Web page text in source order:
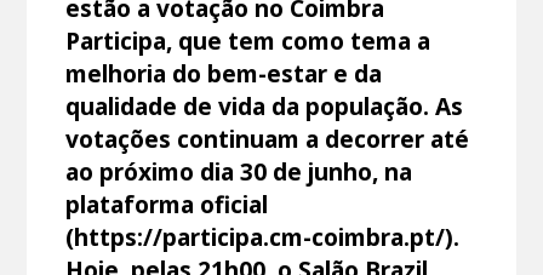
estão a votação no Coimbra
Participa, que tem como tema a
melhoria do bem-estar e da
qualidade de vida da população. As
votações continuam a decorrer até
ao próximo dia 30 de junho, na
plataforma oficial
(https://participa.cm-coimbra.pt/).